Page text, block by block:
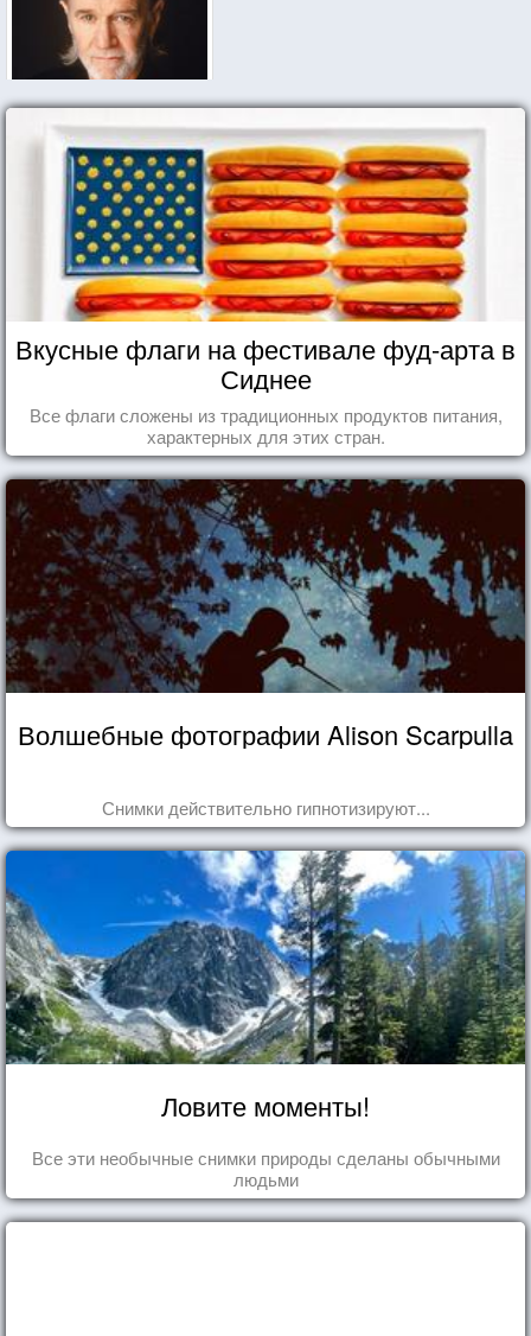
Вкусные флаги на фестивале фуд-арта в
Сиднее
Все флаги сложены из традиционных продуктов питания,
характерных для этих стран.
Волшебные фотографии Alison Scarpulla
Снимки действительно гипнотизируют...
Ловите моменты!
Все эти необычные снимки природы сделаны обычными
людьми